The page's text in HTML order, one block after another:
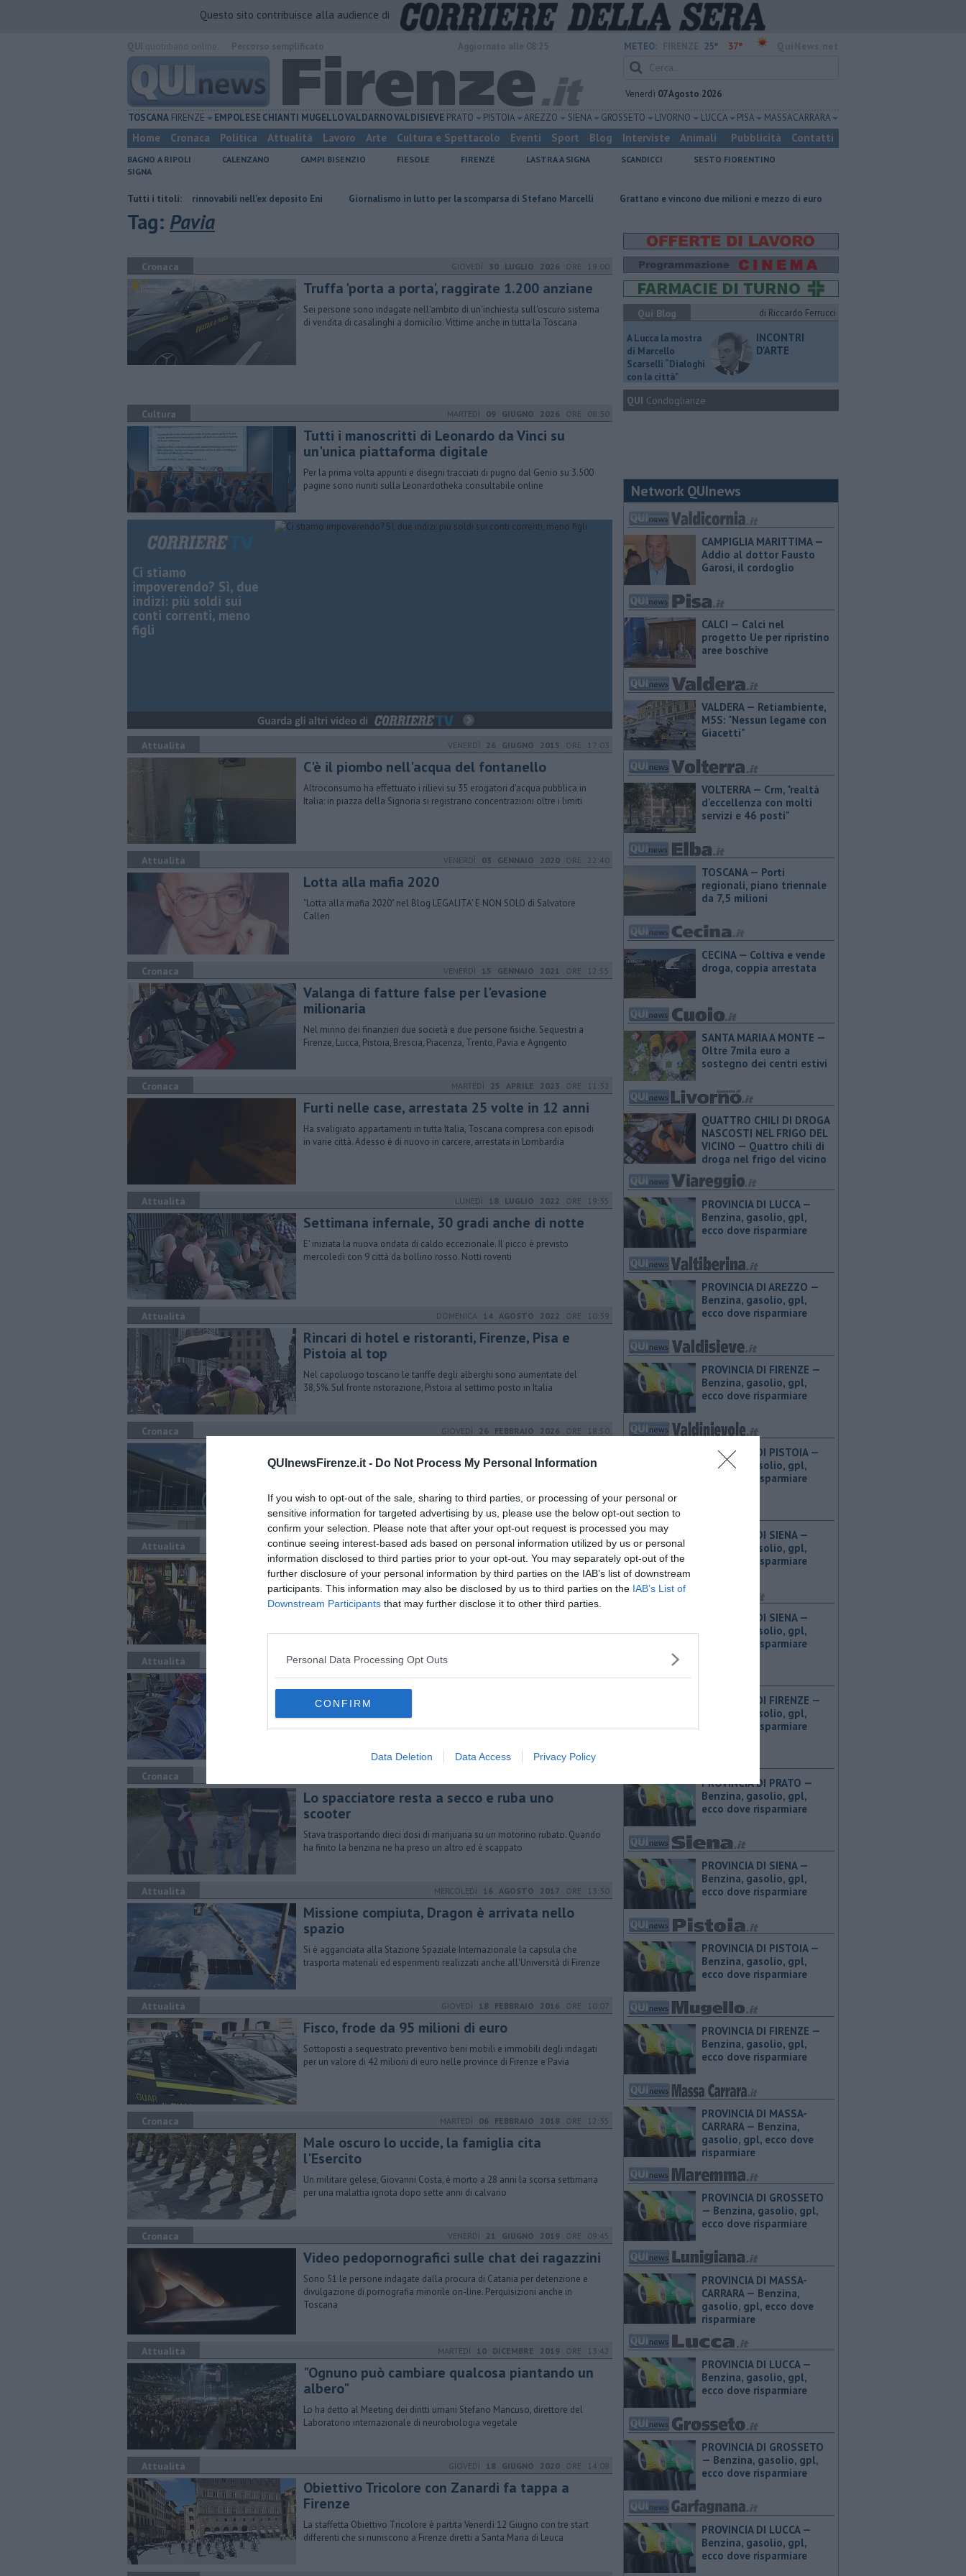
QUInewsFirenze.it - Do Not Process My Personal Information
If you wish to opt-out of the sale, sharing to third parties, or processing of your personal or
sensitive information for targeted advertising by us, please use the below opt-out section to
confirm your selection. Please note that after your opt-out request is processed you may
continue seeing interest-based ads based on personal information utilized by us or personal
information disclosed to third parties prior to your opt-out. You may separately opt-out of the
further disclosure of your personal information by third parties on the IAB’s list of downstream
participants. This information may also be disclosed by us to third parties on the IAB’s List of
Downstream Participants that may further disclose it to other third parties.
Personal Data Processing Opt Outs
CONFIRM
Data Deletion Data Access Privacy Policy
Questo sito contribuisce alla audience di
METEO: 25° 37°
Venerdì 07 Agosto 2026
TOSCANA FIRENZE EMPOLESECHIANTI MUGELLOVALDARNOVALDISIEVE PRATO PISTOIA AREZZO SIENA GROSSETO LIVORNO LUCCA PISA MASSA CARRARA
Home Cronaca Politica Attualità Lavoro Arte Cultura e Spettacolo Eventi Sport Blog Interviste Animali Pubblicità Contatti
BAGNO A RIPOLI CALENZANO CAMPI BISENZIO FIESOLE FIRENZE LASTRA A SIGNA SCANDICCI
SESTO FIORENTINO
SIGNA
Tutti i titoli:
Hub delle energie rinnovabili nell'ex deposito Eni Giornalismo in lutto per la scomparsa di Stefano Marcelli Grattano e vincono due milioni e mezzo di euro Lavori sulla Firenze-Roma, i treni cambiano
Tag: Pavia
Cronaca GIOVEDÌ 30 LUGLIO 2026 ORE 19:00
Truffa 'porta a porta', raggirate 1.200 anziane
Sei persone sono indagate nell'ambito di un'inchiesta sull'oscuro sistema
di vendita di casalinghi a domicilio. Vittime anche in tutta la Toscana
Cultura MARTEDÌ 09 GIUGNO 2026 ORE 08:30
Tutti i manoscritti di Leonardo da Vinci su
un'unica piattaforma digitale
Per la prima volta appunti e disegni tracciati di pugno dal Genio su 3.500
pagine sono riuniti sulla Leonardotheka consultabile online
Ci stiamo
impoverendo? Sì, due
indizi: più soldi sui
conti correnti, meno
figli
Attualità VENERDÌ 26 GIUGNO 2015 ORE 17:03
C'è il piombo nell'acqua del fontanello
Altroconsumo ha effettuato i rilievi su 35 erogatori d'acqua pubblica in
Italia: in piazza della Signoria si registrano concentrazioni oltre i limiti
Attualità VENERDÌ 03 GENNAIO 2020 ORE 22:40
Lotta alla mafia 2020
"Lotta alla mafia 2020" nel Blog LEGALITA' E NON SOLO di Salvatore
Calleri
Cronaca VENERDÌ 15 GENNAIO 2021 ORE 12:55
Valanga di fatture false per l'evasione
milionaria
Nel mirino dei finanzieri due società e due persone fisiche. Sequestri a
Firenze, Lucca, Pistoia, Brescia, Piacenza, Trento, Pavia e Agrigento
Cronaca MARTEDÌ 25 APRILE 2023 ORE 11:32
Furti nelle case, arrestata 25 volte in 12 anni
Ha svaligiato appartamenti in tutta Italia, Toscana compresa con episodi
in varie città. Adesso è di nuovo in carcere, arrestata in Lombardia
Attualità LUNEDÌ 18 LUGLIO 2022 ORE 19:35
Settimana infernale, 30 gradi anche di notte
E' iniziata la nuova ondata di caldo eccezionale. Il picco è previsto
mercoledì con 9 città da bollino rosso. Notti roventi
Attualità DOMENICA 14 AGOSTO 2022 ORE 10:39
Rincari di hotel e ristoranti, Firenze, Pisa e
Pistoia al top
Nel capoluogo toscano le tariffe degli alberghi sono aumentate del
38,5%. Sul fronte ristorazione, Pistoia al settimo posto in Italia
Cronaca GIOVEDÌ 26 FEBBRAIO 2026 ORE 18:50
mondo
Le strutture italiane in classifica sono 12, eccole tutte
Attualità GIOVEDÌ12 MAGGIO 2016ORE 16:13
L'inceneritore #UNVISIFAFARE
Il 14 maggio la manifestazione promossa dalle Mamme No Inceneritore,
dall'Assemblea per la Piana e Zero waste Italy contro il nuovo impianto a
Attualità MERCOLEDÌ
La prima donazione a cuore fermo
A Careggi la prima donazione a cuore fermo in Toscana e una delle poche
in Italia, perché si tratta di una procedura molto complessa
Cronaca
Lo spacciatore resta a secco e ruba uno
scooter
Stava trasportando dieci dosi di marijuana su un motorino rubato. Quando
ha finito la benzina ne ha preso un altro ed è scappato
Attualità MERCOLEDÌ 16 AGOSTO 2017 ORE 13:30
Missione compiuta, Dragon è arrivata nello
spazio
Si è agganciata alla Stazione Spaziale Internazionale la capsula che
trasporta materiali ed esperimenti realizzati anche all'Università di Firenze
Attualità GIOVEDÌ 18 FEBBRAIO 2016 ORE 10:07
Fisco, frode da 95 milioni di euro
Sottoposti a sequestrato preventivo beni mobili e immobili degli indagati
per un valore di 42 milioni di euro nelle province di Firenze e Pavia
Cronaca MARTEDÌ 06 FEBBRAIO 2018 ORE 12:35
Male oscuro lo uccide, la famiglia cita
l'Esercito
Un militare gelese, Giovanni Costa, è morto a 28 anni la scorsa settimana
per una malattia ignota dopo sette anni di calvario
Cronaca VENERDÌ 21 GIUGNO 2019 ORE 09:45
Video pedopornografici sulle chat dei ragazzini
Sono 51 le persone indagate dalla procura di Catania per detenzione e
divulgazione di pornografia minorile on-line. Perquisizioni anche in
Toscana
Attualità MARTEDÌ 10 DICEMBRE 2019 ORE 13:42
"Ognuno può cambiare qualcosa piantando un
albero"
Lo ha detto al Meeting dei diritti umani Stefano Mancuso, direttore del
Laboratorio internazionale di neurobiologia vegetale
Attualità GIOVEDÌ 18 GIUGNO 2020 ORE 14:08
Obiettivo Tricolore con Zanardi fa tappa a
Firenze
La staffetta Obiettivo Tricolore è partita Venerdì 12 Giugno con tre start
differenti che si riuniscono a Firenze diretti a Santa Maria di Leuca
Qui Blog di Riccardo Ferrucci
A Lucca la mostra
di Marcello
Scarselli “Dialoghi
con la città"
INCONTRI
D'ARTE
QUI Condoglianze
Network QUInews
CAMPIGLIA MARITTIMA —
Addio al dottor Fausto
Garosi, il cordoglio
CALCI — Calci nel
progetto Ue per ripristino
aree boschive
VALDERA — Retiambiente,
M5S: "Nessun legame con
Giacetti"
VOLTERRA — Crm, "realtà
d'eccellenza con molti
servizi e 46 posti"
TOSCANA — Porti
regionali, piano triennale
da 7,5 milioni
CECINA — Coltiva e vende
droga, coppia arrestata
SANTA MARIA A MONTE —
Oltre 7mila euro a
sostegno dei centri estivi
QUATTRO CHILI DI DROGA
NASCOSTI NEL FRIGO DEL
VICINO — Quattro chili di
droga nel frigo del vicino
PROVINCIA DI LUCCA — ​
Benzina, gasolio, gpl,
ecco dove risparmiare
PROVINCIA DI AREZZO — ​
Benzina, gasolio, gpl,
ecco dove risparmiare
PROVINCIA DI FIRENZE — ​
Benzina, gasolio, gpl,
ecco dove risparmiare
PROVINCIA DI PISTOIA — ​
Benzina, gasolio, gpl,
ecco dove risparmiare
PROVINCIA DI SIENA — ​
Benzina, gasolio, gpl,
ecco dove risparmiare
PROVINCIA DI SIENA — ​
Benzina, gasolio, gpl,
ecco dove risparmiare
PROVINCIA DI FIRENZE — ​
Benzina, gasolio, gpl,
ecco dove risparmiare
PROVINCIA DI PRATO — ​
Benzina, gasolio, gpl,
ecco dove risparmiare
PROVINCIA DI SIENA — ​
Benzina, gasolio, gpl,
ecco dove risparmiare
PROVINCIA DI PISTOIA — ​
Benzina, gasolio, gpl,
ecco dove risparmiare
PROVINCIA DI FIRENZE — ​
Benzina, gasolio, gpl,
ecco dove risparmiare
PROVINCIA DI MASSA-
CARRARA — ​Benzina,
gasolio, gpl, ecco dove
risparmiare
PROVINCIA DI GROSSETO
— ​Benzina, gasolio, gpl,
ecco dove risparmiare
PROVINCIA DI MASSA-
CARRARA — ​Benzina,
gasolio, gpl, ecco dove
risparmiare
PROVINCIA DI LUCCA — ​
Benzina, gasolio, gpl,
ecco dove risparmiare
PROVINCIA DI GROSSETO
— ​Benzina, gasolio, gpl,
ecco dove risparmiare
PROVINCIA DI LUCCA — ​
Benzina, gasolio, gpl,
ecco dove risparmiare